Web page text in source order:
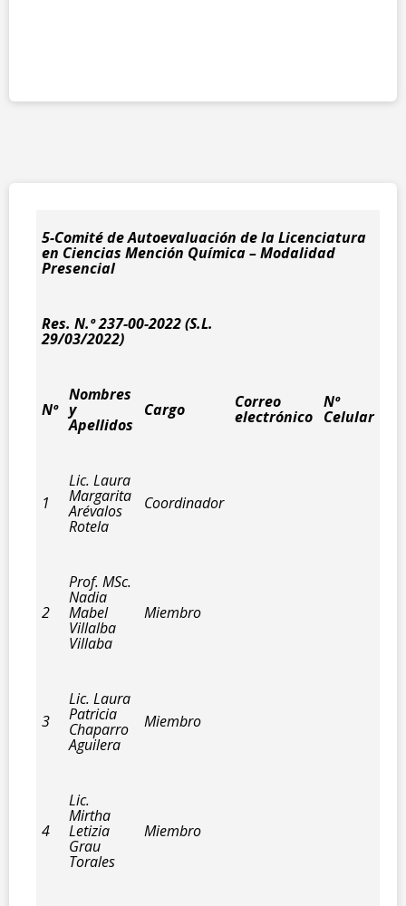
5-Comité de Autoevaluación de la Licenciatura
en Ciencias Mención Química – Modalidad
Presencial
Res. N.º 237-00-2022 (S.L.
29/03/2022)
Nº
Nombres
y
Apellidos
Cargo Correo
electrónico
Nº
Celular
1
Lic. Laura
Margarita
Arévalos
Rotela
Coordinador
2
Prof. MSc.
Nadia
Mabel
Villalba
Villaba
Miembro
3
Lic. Laura
Patricia
Chaparro
Aguilera
Miembro
4
Lic.
Mirtha
Letizia
Grau
Torales
Miembro